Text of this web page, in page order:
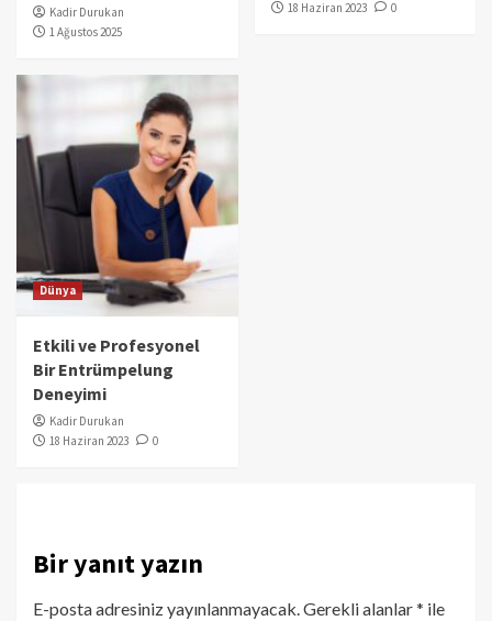
Kadir Durukan
1 Ağustos 2025
18 Haziran 2023 0
Dünya
Etkili ve Profesyonel
Bir Entrümpelung
Deneyimi
Kadir Durukan
18 Haziran 2023
0
Bir yanıt yazın
E-posta adresiniz yayınlanmayacak.Gerekli alanlar* ile